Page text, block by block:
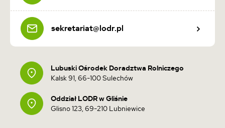
sekretariat@lodr.pl
Lubuski Ośrodek Doradztwa Rolniczego
Kalsk 91, 66-100 Sulechów
Oddział LODR w Gliśnie
Glisno 123, 69-210 Lubniewice